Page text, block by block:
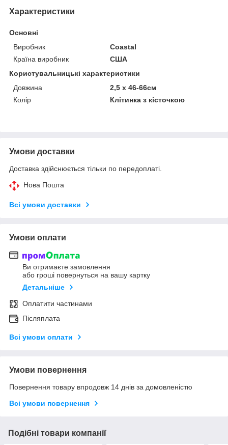
Характеристики
Основні
Виробник
Coastal
Країна виробник
США
Користувальницькі характеристики
Довжина
2,5 х 46-66см
Колір
Клітинка з кісточкою
Умови доставки
Доставка здійснюється тільки по передоплаті.
Нова Пошта
Всі умови доставки
Умови оплати
Ви отримаєте замовлення
або гроші повернуться на вашу картку
Детальніше
Оплатити частинами
Післяплата
Всі умови оплати
Умови повернення
Повернення товару впродовж 14 днів за домовленістю
Всі умови повернення
Подібні товари компанії